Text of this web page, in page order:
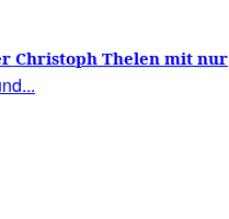
Christoph Thelen mit nur
ohne…?